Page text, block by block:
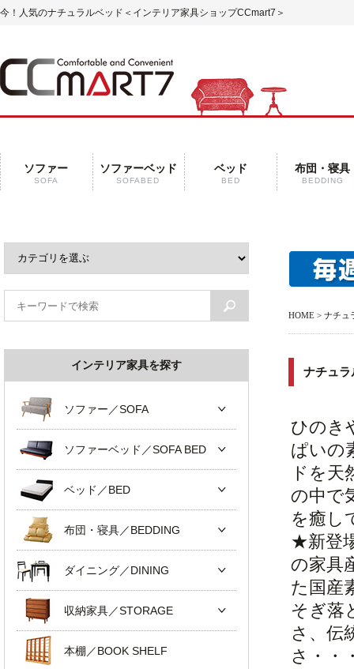
今！人気のナチュラルベッド ＜インテリア家具ショップCCmart7＞
ソファー
SOFA
ソファーベッド
SOFABED
ベッド
BED
布団・寝具
BEDDING
HOME > ナチュ
ナチュラ
ひのき
ぱいの
ドを
の中で
を癒し
★新登
の家具
た国産
そぎ落
さ、伝
さ・・
インテリア家具を探す
ソファー／SOFA
ソファーベッド／SOFA BED
ベッド／BED
布団・寝具／BEDDING
ダイニング／DINING
収納家具／STORAGE
本棚／BOOK SHELF